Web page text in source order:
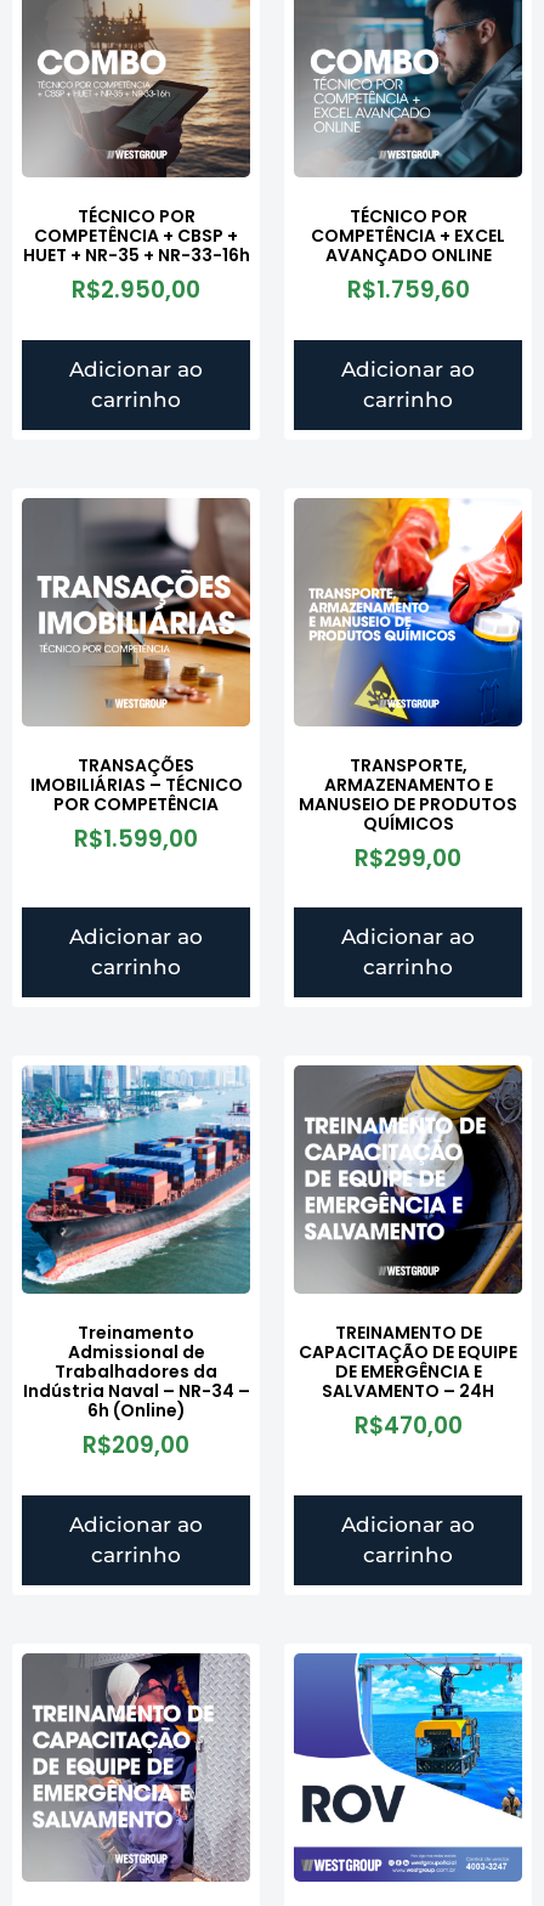
TÉCNICO POR
COMPETÊNCIA + CBSP +
HUET + NR-35 + NR-33-16h
R$2.950,00
Adicionar ao
carrinho
TÉCNICO POR
COMPETÊNCIA + EXCEL
AVANÇADO ONLINE
R$1.759,60
Adicionar ao
carrinho
TRANSAÇÕES
IMOBILIÁRIAS – TÉCNICO
POR COMPETÊNCIA
R$1.599,00
Adicionar ao
carrinho
TRANSPORTE,
ARMAZENAMENTO E
MANUSEIO DE PRODUTOS
QUÍMICOS
R$299,00
Adicionar ao
carrinho
Treinamento
Admissional de
Trabalhadores da
Indústria Naval – NR-34 –
6h (Online)
R$209,00
Adicionar ao
carrinho
TREINAMENTO DE
CAPACITAÇÃO DE EQUIPE
DE EMERGÊNCIA E
SALVAMENTO – 24H
R$470,00
Adicionar ao
carrinho